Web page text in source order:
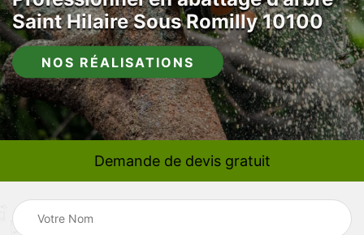
Saint Hilaire Sous Romilly 10100
NOS RÉALISATIONS
Demande de devis gratuit